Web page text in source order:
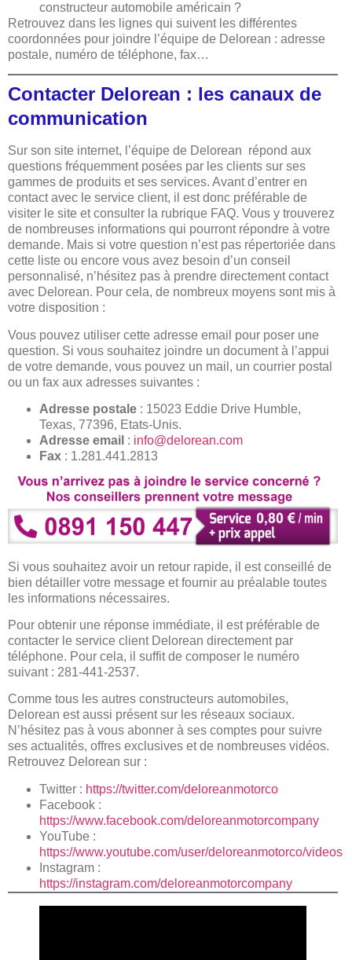
constructeur automobile américain ?
Retrouvez dans les lignes qui suivent les différentes
coordonnées pour joindre l’équipe de Delorean : adresse
postale, numéro de téléphone, fax…
Contacter Delorean : les canaux de
communication
Sur son site internet, l’équipe de Delorean répond aux
questions fréquemment posées par les clients sur ses
gammes de produits et ses services. Avant d’entrer en
contact avec le service client, il est donc préférable de
visiter le site et consulter la rubrique FAQ. Vous y trouverez
de nombreuses informations qui pourront répondre à votre
demande. Mais si votre question n’est pas répertoriée dans
cette liste ou encore vous avez besoin d’un conseil
personnalisé, n’hésitez pas à prendre directement contact
avec Delorean. Pour cela, de nombreux moyens sont mis à
votre disposition :
Vous pouvez utiliser cette adresse email pour poser une
question. Si vous souhaitez joindre un document à l’appui
de votre demande, vous pouvez un mail, un courrier postal
ou un fax aux adresses suivantes :
Adresse postale : 15023 Eddie Drive Humble,
Texas, 77396, Etats-Unis.
Adresse email : info@delorean.com
Fax : 1.281.441.2813
Si vous souhaitez avoir un retour rapide, il est conseillé de
bien détailler votre message et fournir au préalable toutes
les informations nécessaires.
Pour obtenir une réponse immédiate, il est préférable de
contacter le service client Delorean directement par
téléphone. Pour cela, il suffit de composer le numéro
suivant : 281-441-2537.
Comme tous les autres constructeurs automobiles,
Delorean est aussi présent sur les réseaux sociaux.
N’hésitez pas à vous abonner à ses comptes pour suivre
ses actualités, offres exclusives et de nombreuses vidéos.
Retrouvez Delorean sur :
Twitter : https://twitter.com/deloreanmotorco
Facebook :
https://www.facebook.com/deloreanmotorcompany
YouTube :
https://www.youtube.com/user/deloreanmotorco/videos
Instagram :
https://instagram.com/deloreanmotorcompany